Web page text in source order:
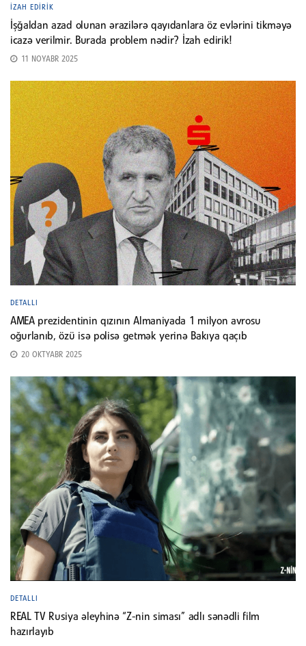
İZAH EDIRIK
İşğaldan azad olunan ərazilərə qayıdanlara öz evlərini tikməyə
icazə verilmir. Burada problem nədir? İzah edirik!
11 NOYABR 2025
DETALLI
AMEA prezidentinin qızının Almaniyada 1 milyon avrosu
oğurlanıb, özü isə polisə getmək yerinə Bakıya qaçıb
20 OKTYABR 2025
DETALLI
REAL TV Rusiya əleyhinə “Z-nin siması” adlı sənədli film
hazırlayıb